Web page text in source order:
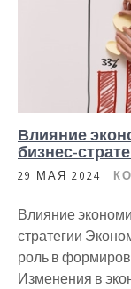
Влияние
бизнес-
29 МАЯ 2024
Влияние
стратегии
роль в
Изменения в